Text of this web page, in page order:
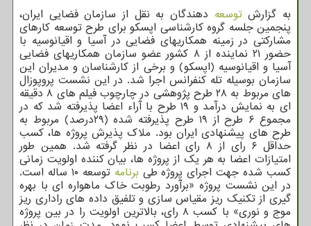
به گزارشتوسعه دهندگان به نقل از سازمان فضایی ایران،
پنجمین جلسه گروه کارشناسی اپسکو برای طرح توسعه کارهای
مشارکتی در زمینه همکاریهای فضایی در آسیا و اقیانوسیه با
حضور ۲۱ نماینده از ۸ کشور عضو سازمان همکاریهای فضایی
آسیا و اقیانوسیه (اپسکو) و برخی از کارشناسان و مدیران این
سازمان بوسیله تله کنفرانس اجرا شد. در این نشست پروپوزال
های مربوط به ۲۸ طرح پژوهشی در چارچوب فیلم های ۸ دقیقه
ای به نمایش درآمد و ۱۹ طرح با آراء اعضا پذیرفته شد که در
مجموع ۶ طرح از ۱۹ طرح پذیرفته شده (۲۹درصد) مربوط به
طرح های پیشنهادی ایران بود. ملاک پذیرش پروژه ها، کسب
حداقل ۶ رای از ۸ رای اعضا در نظر گرفته شد. همین طور
امتیازات اعضا به هر یک از پروژه ها، بیان کننده اولویت زمانی
کسب شده جهت اجرای پروژه طی برنامه توسعه ۱۰ ساله است.
در این نشست پروژه «برآورد رطوبت خاک ماهواره ای با بهره
گیری از تکنیک ریز مقیاس سازی و تلفیق داده های راداری ریز
موج و نوری» با کسب ۸ رای، بالاترین اولویت را در بین پروژه